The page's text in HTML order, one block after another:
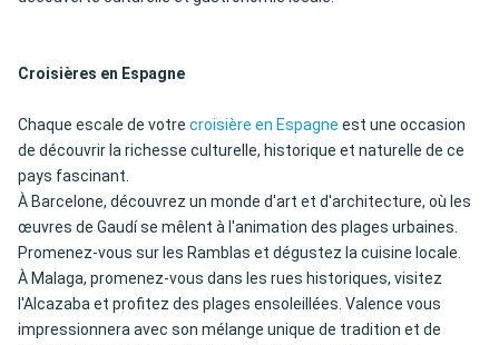
Croisières en Espagne
Chaque escale de votre croisière en Espagne est une occasion
de découvrir la richesse culturelle, historique et naturelle de ce
pays fascinant.
À Barcelone, découvrez un monde d'art et d'architecture, où les
œuvres de Gaudí se mêlent à l'animation des plages urbaines.
Promenez-vous sur les Ramblas et dégustez la cuisine locale.
À Malaga, promenez-vous dans les rues historiques, visitez
l'Alcazaba et profitez des plages ensoleillées. Valence vous
impressionnera avec son mélange unique de tradition et de